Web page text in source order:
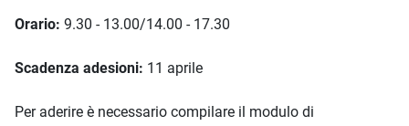
Orario: 9.30 - 13.00/14.00 - 17.30
Scadenza adesioni: 11 aprile
Per aderire è necessario compilare il modulo di